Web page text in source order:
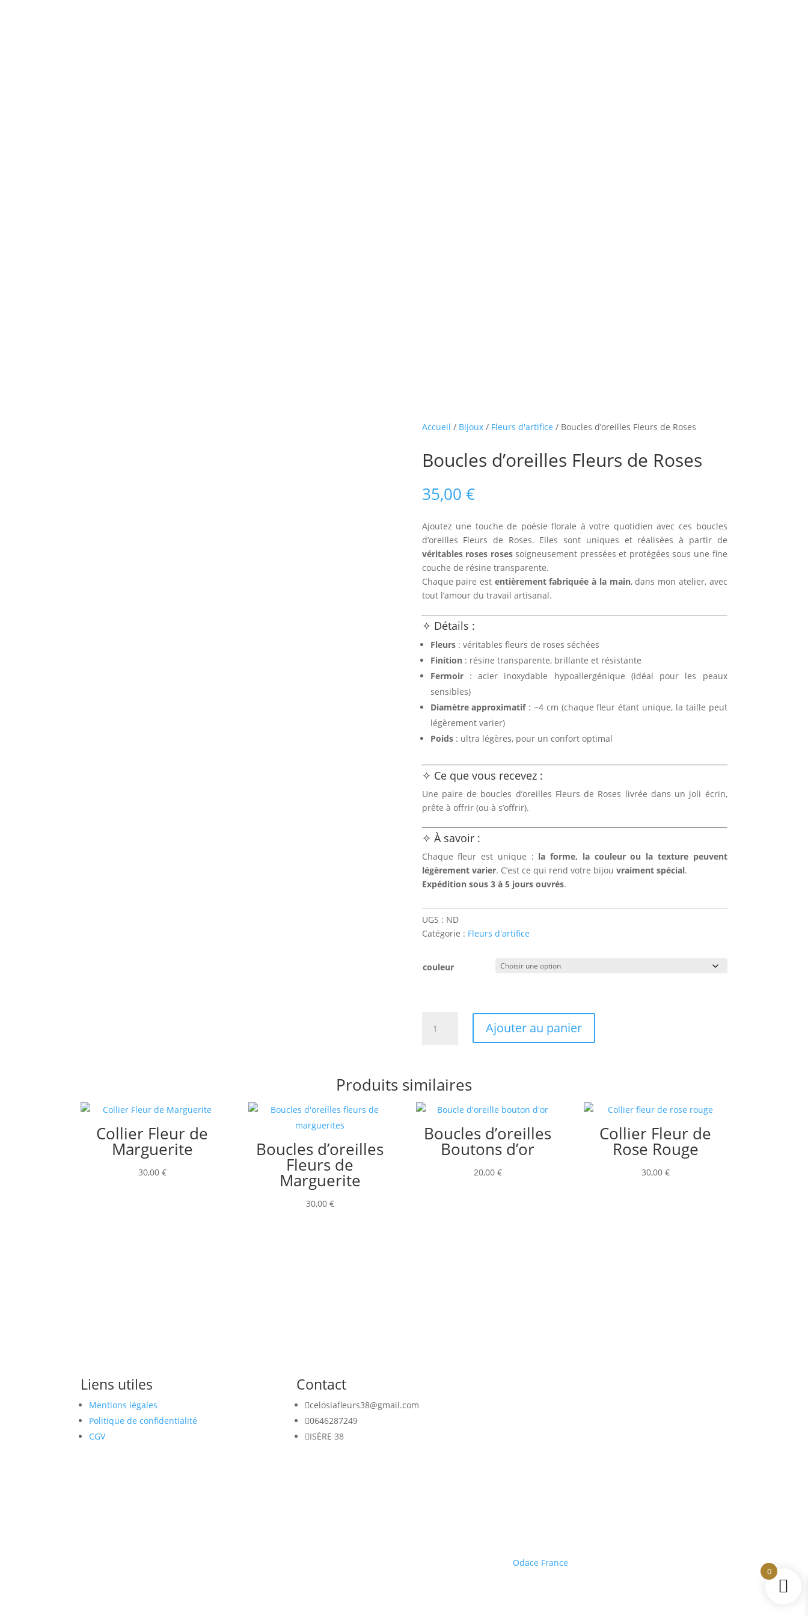
Accueil / Bijoux/ Fleurs d'artifice / Boucles d’oreilles Fleurs de Roses
Boucles d’oreilles Fleurs de Roses
35,00 €
Ajoutez une touche de poésie florale à votre quotidien avec ces boucles
d’oreilles Fleurs de Roses. Elles sont uniques et réalisées à partir de
véritables roses rosessoigneusement pressées et protégées sous une fine
couche de résine transparente.
Chaque paire est entièrement fabriquée à la main, dans mon atelier, avec
tout l’amour du travail artisanal.
✧ Détails :
Fleurs: véritables fleurs de roses séchées
Finition: résine transparente, brillante et résistante
Fermoir: acier inoxydable hypoallergénique (idéal pour les peaux
sensibles)
Diamètre approximatif: ~4 cm (chaque fleur étant unique, la taille peut
légèrement varier)
Poids: ultra légères, pour un confort optimal
✧ Ce que vous recevez :
Une paire de boucles d’oreilles Fleurs de Roses livrée dans un joli écrin,
prête à offrir (ou à s’offrir).
✧ À savoir :
Chaque fleur est unique : la forme, la couleur ou la texture peuvent
légèrement varier. C’est ce qui rend votre bijou vraiment spécial.
Expédition sous 3 à 5 jours ouvrés.
UGS : ND
Catégorie : Fleurs d'artifice
couleur
de
Roses
Ajouter au panier
Produits similaires
Collier Fleur de
Marguerite
30,00 €
Boucles d’oreilles
Fleurs de
Marguerite
30,00 €
Boucles d’oreilles
Boutons d’or
20,00 €
Collier Fleur de
Rose Rouge
30,00 €
Liens utiles
Mentions légales
Politique de confidentialité
CGV
Contact
celosiafleurs38@gmail.com
0646287249
ISÈRE 38
Odace France
0